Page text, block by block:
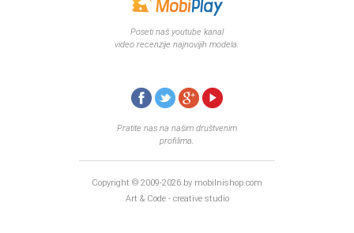
Poseti naš youtube kanal
video recenzije najnovijih modela.
Pratite nas na našim društvenim
profilima.
Copyright © 2009-2026 by mobilnishop.com
Art & Code - creative studio